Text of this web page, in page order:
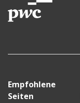
Empfohlene
Seiten